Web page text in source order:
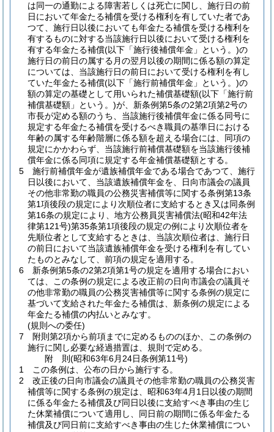
は同一の通勤による障害若しくは死亡に関し、施行日の前
日において年金たる補償を受ける権利を有していた者であ
つて、施行日以後においても年金たる補償を受ける権利を
有するものに対する当該施行日以後において受ける権利を
有する年金たる補償(以下「施行後補償年金」という。)の
施行日の前日の属する月の翌月以後の期間に係る額の算定
については、当該施行日の前日において受ける権利を有し
ていた年金たる補償(以下「施行前補償年金」という。)の
額の算定の基礎として用いられた補償基礎額(以下「施行前
補償基礎額」という。)が、新条例第5条の2第2項第2号の
市長が定める額のうち、当該施行後補償年金に係る同号に
規定する年金たる補償を受けるべき職員の基準日における
年齢の属する年齢階層に係る額を超える場合には、同項の
規定にかかわらず、当該施行前補償基礎額を当該施行後補
償年金に係る同項に規定する年金補償基礎額とする。
5
施行前補償年金が遺族補償年金である場合であつて、施行
日以後において、当該遺族補償年金を、日向市議会の議員
その他非常勤の職員の公務災害補償等に関する条例第13条
第1項後段の規定により次順位者に支給するとき又は同条例
第16条の規定により、地方公務員災害補償法(昭和42年法
律第121号)第35条第1項後段の規定の例により次順位者を
先順位者として支給するときは、当該次順位者は、施行日
の前日において当該遺族補償年金を受ける権利を有してい
たものとみなして、前項の規定を適用する。
6
新条例第5条の2第2項第1号の規定を適用する場合におい
ては、この条例の規定による改正前の日向市議会の議員そ
の他非常勤の職員の公務災害補償等に関する条例の規定に
基づいて支給された年金たる補償は、新条例の規定による
年金たる補償の内払いとみなす。
(規則への委任)
7
附則第2項から前項までに定めるもののほか、この条例の
施行に関し必要な経過措置は、規則で定める。
附 則(昭和63年6月24日条例第11号)
1
この条例は、公布の日から施行する。
2
改正後の日向市議会の議員その他非常勤の職員の公務災害
補償等に関する条例の規定は、昭和63年4月1日以後の期間
に係る年金たる補償及び同日以後に支給すべき事由の生じ
た休業補償について適用し、同日前の期間に係る年金たる
補償及び同日前に支給すべき事由の生じた休業補償につい